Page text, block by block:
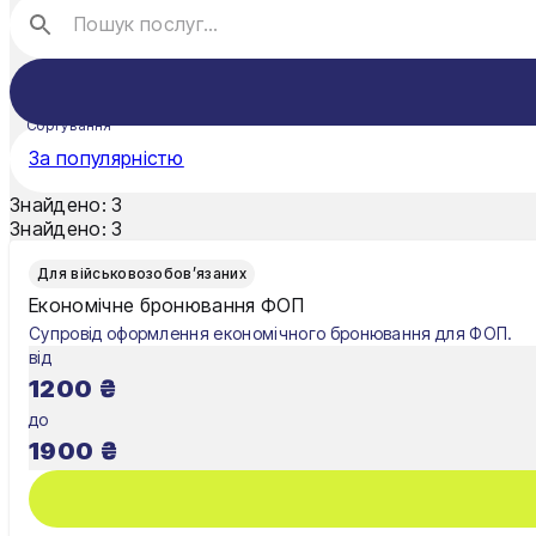
Нікополь
Одеса
Павлоград
Полтава
Сортування
За популярністю
Знайдено: 3
Знайдено: 3
Для військовозобов’язаних
Економічне бронювання ФОП
Супровід оформлення економічного бронювання для ФОП.
від
1200 ₴
до
1900 ₴